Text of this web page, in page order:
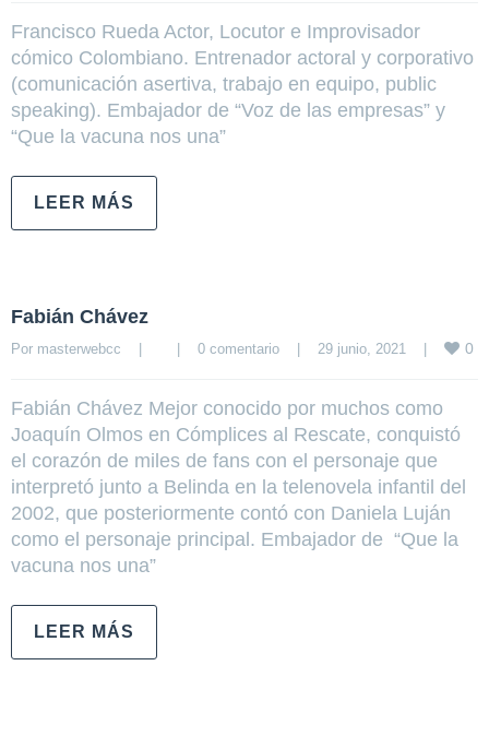
Francisco Rueda Actor, Locutor e Improvisador
cómico Colombiano. Entrenador actoral y corporativo
(comunicación asertiva, trabajo en equipo, public
speaking). Embajador de “Voz de las empresas” y
“Que la vacuna nos una”
LEER MÁS
Fabián Chávez
Por masterwebcc 0 comentario 29 junio, 2021 0
Fabián Chávez Mejor conocido por muchos como
Joaquín Olmos en Cómplices al Rescate, conquistó
el corazón de miles de fans con el personaje que
interpretó junto a Belinda en la telenovela infantil del
2002, que posteriormente contó con Daniela Luján
como el personaje principal. Embajador de “Que la
vacuna nos una”
LEER MÁS